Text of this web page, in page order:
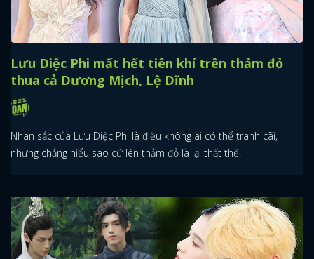
Lưu Diệc Phi mất hết tiên khí trên thảm đỏ
thua cả Dương Mịch, Lệ Dĩnh
Nhan sắc của Lưu Diệc Phi là điều không ai có thể tranh cãi,
nhưng chẳng hiểu sao cứ lên thảm đỏ là lại thất thế.